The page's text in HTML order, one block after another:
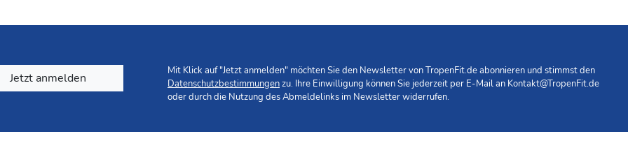
mit Anti-Moskito-Mittel notwendig.
Jetzt anmelden
Mit Klick auf "Jetzt anmelden" möchten Sie den Newsletter von TropenFit.de abonnieren und stimmst den
Datenschutzbestimmungenzu. Ihre Einwilligung können Sie jederzeit per E-Mail an Kontakt@TropenFit.de
oder durch die Nutzung des Abmeldelinks im Newsletter widerrufen.